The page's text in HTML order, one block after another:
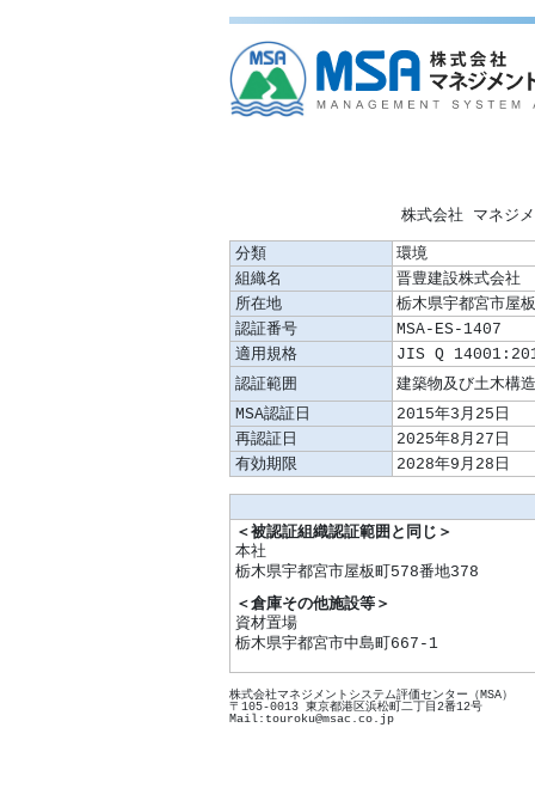
株式会社 マネジ
分類
環境
組織名
晋豊建設株式会
所在地
栃木県宇都宮市屋
認証番号
MSA-ES-1407
適用規格
JIS Q
認証範囲
MSA認証日
2015年3月25日
再認証日
2025年8月27日
有効期限
2028年9月28日
＜被認証組織認証範囲と同じ＞
本社
栃木県宇都宮市屋板町578番地378
＜倉庫その他施設等＞
資材置場
栃木県宇都宮市中島町667-1
株式会社マネジメントシステム評価センター（MSA）
〒105-0013 東京都港区浜松町二丁目2番12号
Mail:touroku@msac.co.jp